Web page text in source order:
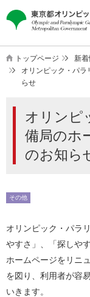
ス
トップページ 新着
オリンピック・パラ
らせ
ら
オリンピ
備局のホ
のお知ら
その他
オリンピック・パラ
やすさ」、「探しや
ホームページをリニ
を図り、利用者が容
いきます。